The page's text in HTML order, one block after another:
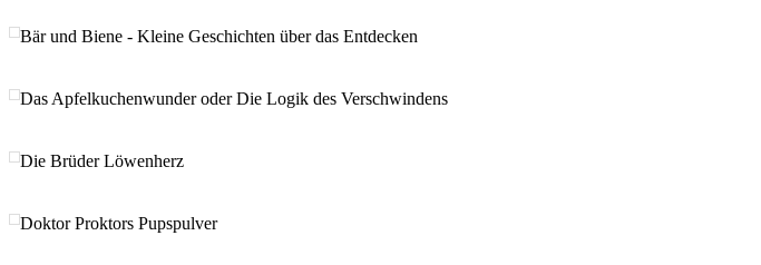
Bär und Biene - Kleine Geschichten über das Entdecken
Das Apfelkuchenwunder oder Die Logik des Verschwindens
Die Brüder Löwenherz
Doktor Proktors Pupspulver